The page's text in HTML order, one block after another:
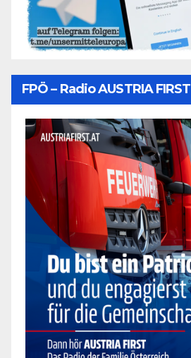
FPÖ – Radio AUSTRIA FIRST